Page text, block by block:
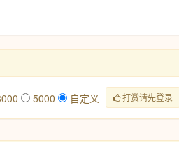
5000 自定义 打赏请先登录